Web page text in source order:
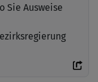
Sie Ausweise